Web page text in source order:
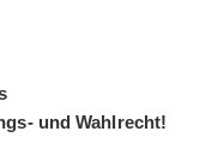
und Wahlrecht!